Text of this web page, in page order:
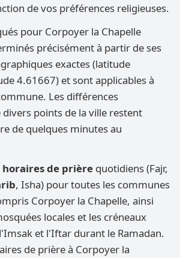
de vos préférences religieuses.
pour Corpoyer la Chapelle
précisément à partir de ses
exactes (latitude
4.61667) et sont applicables à
Les différences
points de la ville restent
de quelques minutes au
horaires de prière quotidiens (Fajr,
, Isha) pour toutes les communes
Corpoyer la Chapelle, ainsi
locales et les créneaux
et l'Iftar durant le Ramadan.
de prière à Corpoyer la